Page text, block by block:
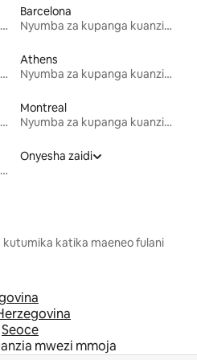
Nyumba za kupanga kuanzia mwezi mmoja
Barcelona
Nyumba za kupanga kuanzia mwezi mmoja
Nyumba za kupanga kuanzia mwezi mmoja
Athens
Nyumba za kupanga kuanzia mwezi mmoja
Nyumba za kupanga kuanzia mwezi mmoja
Montreal
Nyumba za kupanga kuanzia mwezi mmoja
Nyumba za kupanga kuanzia mwezi mmoja
Onyesha zaidi
kutumika katika maeneo fulani
Seoce
mwezi mmoja